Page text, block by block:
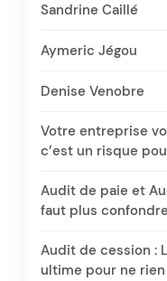
Sandrine Caillé
Aymeric Jégou
Denise Venobre
Votre entreprise
c’est un risque
Audit de paie et
faut plus confondre
Audit de cession :
ultime pour ne